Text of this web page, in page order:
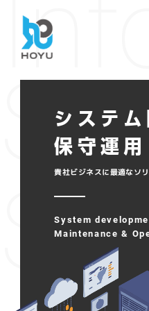
システム
保守運用
貴社ビジネスに最適なソ
System
Maintenance &